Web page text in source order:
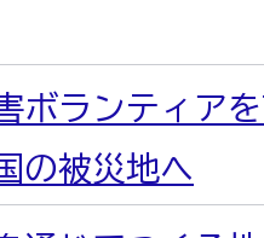
ボランティア
の被災地へ